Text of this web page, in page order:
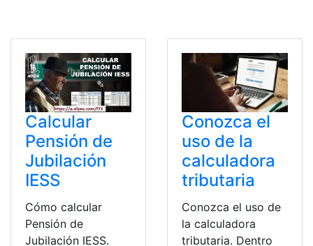
Calcular
Pensión de
Jubilación
IESS
Cómo calcular
Pensión de
Jubilación IESS.
Conozca el
uso de la
calculadora
tributaria
Conozca el uso de
la calculadora
tributaria. Dentro